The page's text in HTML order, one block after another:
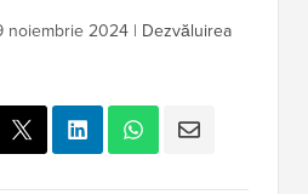
noiembrie 2024 | Dezvăluirea